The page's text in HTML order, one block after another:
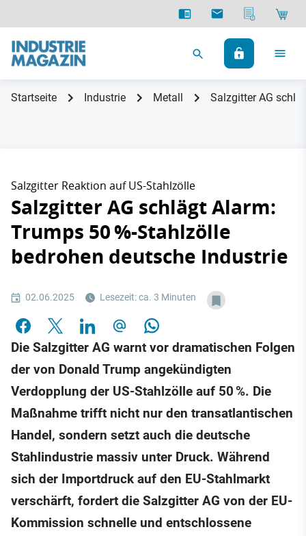
Startseite Industrie Metall Salzgitter AG
Salzgitter Reaktion auf US-Stahlzölle
Salzgitter AG schlägt Alarm:
Trumps 50 %-Stahlzölle
bedrohen deutsche Industrie
02.06.2025 Lesezeit: ca. 3 Minuten
Die Salzgitter AG warnt vor dramatischen Folgen
der von Donald Trump angekündigten
Verdopplung der US-Stahlzölle auf 50 %. Die
Maßnahme trifft nicht nur den transatlantischen
Handel, sondern setzt auch die deutsche
Stahlindustrie massiv unter Druck. Während
sich der Importdruck auf den EU-Stahlmarkt
verschärft, fordert die Salzgitter AG von der EU-
Kommission schnelle und entschlossene